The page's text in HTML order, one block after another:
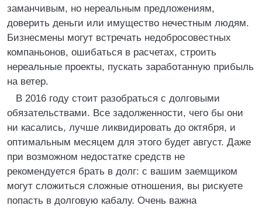
заманчивым, но нереальным предложениям,
доверить деньги или имущество нечестным людям.
Бизнесмены могут встречать недобросовестных
компаньонов, ошибаться в расчетах, строить
нереальные проекты, пускать заработанную прибыль
на ветер.
В 2016 году стоит разобраться с долговыми
обязательствами. Все задолженности, чего бы они
ни касались, лучше ликвидировать до октября, и
оптимальным месяцем для этого будет август. Даже
при возможном недостатке средств не
рекомендуется брать в долг: с вашим заемщиком
могут сложиться сложные отношения, вы рискуете
попасть в долговую кабалу. Очень важна